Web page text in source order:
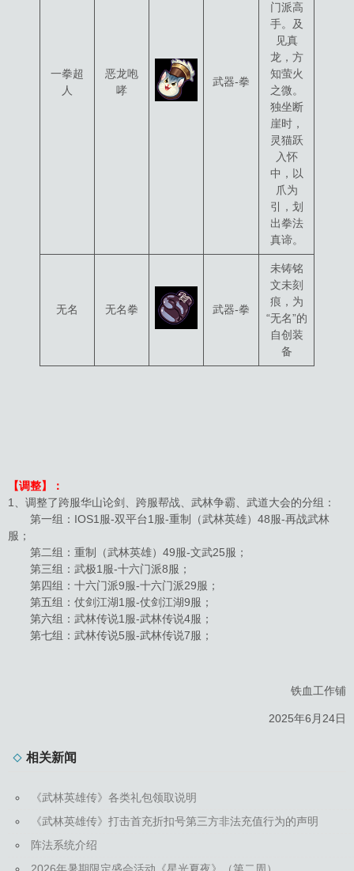
一拳超
人
恶龙咆
哮
武器-拳
门派高
手。及
见真
龙，方
知萤火
之微。
独坐断
崖时，
灵猫跃
入怀
中，以
爪为
引，划
出拳法
真谛。
无名 无名拳 武器-拳
未铸铭
文未刻
痕，为
“无名”的
自创装
备
【调整】：
1、调整了跨服华山论剑、跨服帮战、武林争霸、武道大会的分组：
第一组：IOS1服-双平台1服-重制（武林英雄）48服-再战武林
服；
第二组：重制（武林英雄）49服-文武25服；
第三组：武极1服-十六门派8服；
第四组：十六门派9服-十六门派29服；
第五组：仗剑江湖1服-仗剑江湖9服；
第六组：武林传说1服-武林传说4服；
第七组：武林传说5服-武林传说7服；
铁血工作铺
2025年6月24日
相关新闻
《武林英雄传》各类礼包领取说明
《武林英雄传》打击首充折扣号第三方非法充值行为的声明
阵法系统介绍